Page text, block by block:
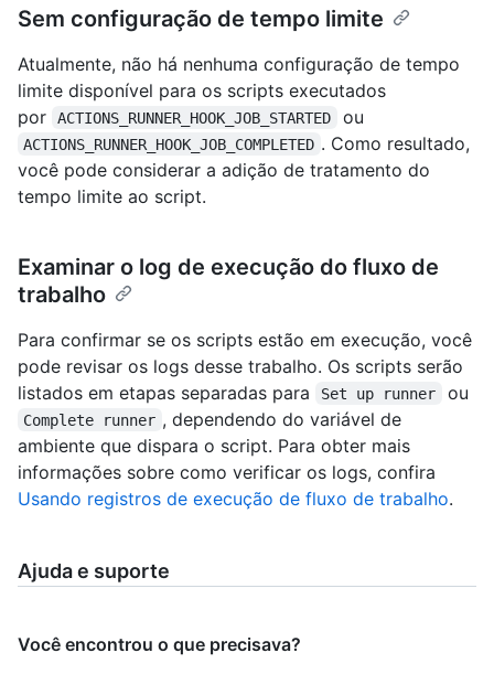
Sem configuração de tempo limite
Atualmente, não há nenhuma configuração de tempo
limite disponível para os scripts executados
por
ACTIONS_RUNNER_HOOK_JOB_STARTED ou
ACTIONS_RUNNER_HOOK_JOB_COMPLETED . Como resultado,
você pode considerar a adição de tratamento do
tempo limite ao script.
Examinar o log de execução do fluxo de
trabalho
Para confirmar se os scripts estão em execução, você
pode revisar os logs desse trabalho. Os scripts serão
listados em etapas separadas para
Set up runner ou
Complete runner , dependendo do variável de
ambiente que dispara o script. Para obter mais
informações sobre como verificar os logs, confira
Usando registros de execução de fluxo de trabalho.
Ajuda e suporte
Você encontrou o que precisava?